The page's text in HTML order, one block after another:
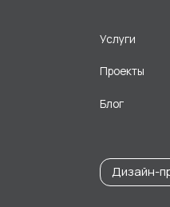
Услуги
Проекты
Блог
Дизайн-